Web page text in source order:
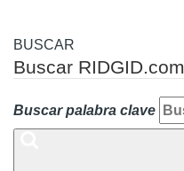
BUSCAR
Buscar RIDGID.com
Buscar palabra clave